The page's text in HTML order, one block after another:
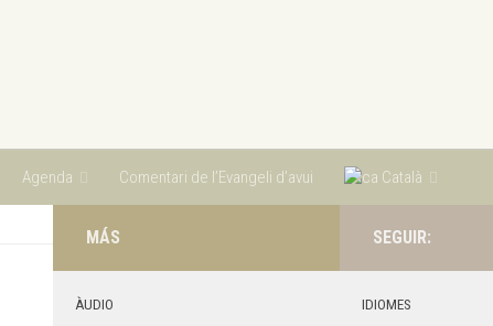
Agenda Comentari de l’Evangeli d’avui Català
SEGUIR:
IDIOMES
MÁS
ÀUDIO